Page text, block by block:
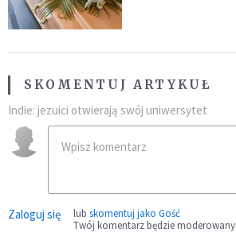
SKOMENTUJ ARTYKUŁ
Indie: jezuici otwierają swój uniwersytet
Zaloguj się lub skomentuj jako Gość
Twój komentarz będzie moderowany